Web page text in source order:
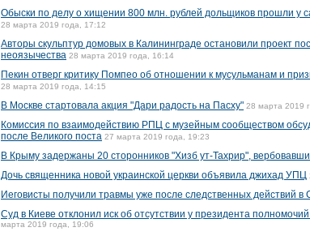
Обыски по делу о хищении 800 млн. рублей дольщиков прошли у
28 марта 2019 года, 17:12
Авторы скульптур домовых в Калининграде остановили проект
неоязычества 28 марта 2019 года, 16:14
Пекин отверг критику Помпео об отношении к мусульманам и
28 марта 2019 года, 14:15
В Москве стартовала акция "Дари радость на Пасху" 28 марта 2019
Комиссия по взаимодействию РПЦ с музейным сообществом
после Великого поста 27 марта 2019 года, 19:23
В Крыму задержаны 20 сторонников "Хизб ут-Тахрир",
Дочь священника новой украинской церкви объявила джихад УПЦ
Иеговисты получили травмы уже после следственных действий в
Суд в Киеве отклонил иск об отсутствии у президента
марта 2019 года, 19:06